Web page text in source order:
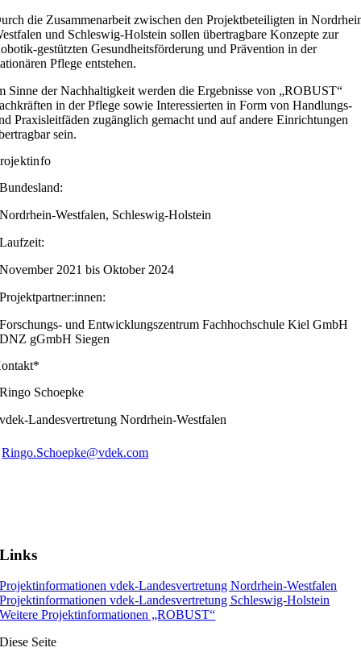
die Zusammenarbeit zwischen den Projektbeteiligten in
und Schleswig-Holstein sollen übertragbare Konzepte zur
gestützten Gesundheitsförderung und Prävention in der
Pflege entstehen.
Sinne der Nachhaltigkeit werden die Ergebnisse von „ROBUST“
in der Pflege sowie Interessierten in Form von Handlungs-
Praxisleitfäden zugänglich gemacht und auf andere Einrichtungen
sein.
Bundesland:
Nordrhein-Westfalen, Schleswig-Holstein
Laufzeit:
November 2021 bis Oktober 2024
Projektpartner:innen:
Forschungs- und Entwicklungszentrum Fachhochschule Kiel GmbH
DNZ gGmbH Siegen
Ringo Schoepke
vdek-Landesvertretung Nordrhein-Westfalen
Ringo.Schoepke@vdek.com
Links
Projektinformationen vdek-Landesvertretung Nordrhein-Westfalen
Projektinformationen vdek-Landesvertretung Schleswig-Holstein
Weitere Projektinformationen „ROBUST“
Diese Seite